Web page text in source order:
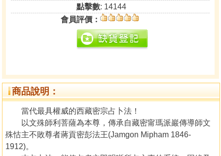
點擊數: 14144
會員評價：
商品說明：
當代最具權威的西藏密宗占卜法！
以文殊師利菩薩為本尊，傳承自藏密甯瑪派巖傳導師文
殊怙主不敗尊者蔣貢密彭法王(Jamgon Mipham 1846-
1912)。